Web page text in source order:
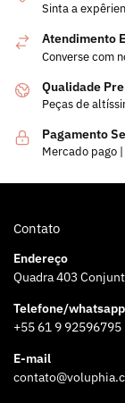
Sinta a
Atendimento
Converse com
Qualidade
Peças de
Pagamento
Mercado pago
Contato
Endereço
Quadra 403
Telefone/whatsapp
+55 61 9 92596795
E-mail